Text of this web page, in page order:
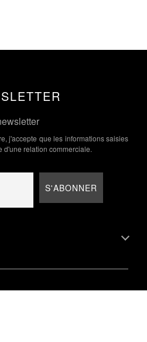
j'accepte que les informations saisies
d'une relation commerciale.